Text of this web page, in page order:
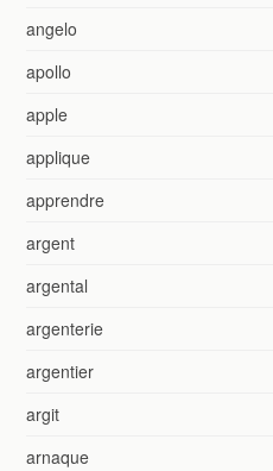
angelo
apollo
apple
applique
apprendre
argent
argental
argenterie
argentier
argit
arnaque